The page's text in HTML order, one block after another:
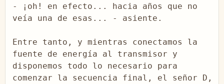
- ¡oh! en efecto... hacia años que no
veía una de esas... - asiente.
Entre tanto, y mientras conectamos la
fuente de energía al transmisor y
disponemos todo lo necesario para
comenzar la secuencia final, el señor D,